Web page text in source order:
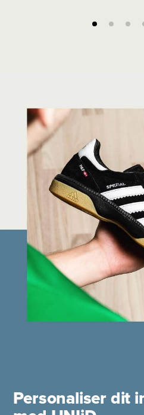
Personaliser dit